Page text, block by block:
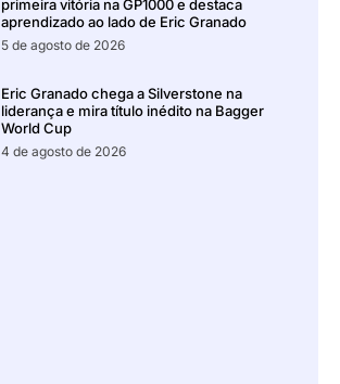
primeira vitória na GP1000 e destaca
aprendizado ao lado de Eric Granado
5 de agosto de 2026
Eric Granado chega a Silverstone na
liderança e mira título inédito na Bagger
World Cup
4 de agosto de 2026